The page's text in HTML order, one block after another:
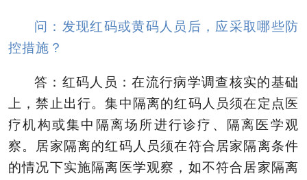
问：发现红码或黄码人员后，应采取哪些防
控措施？
答：红码人员：在流行病学调查核实的基础
上，禁止出行。集中隔离的红码人员须在定点医
疗机构或集中隔离场所进行诊疗、隔离医学观
察。居家隔离的红码人员须在符合居家隔离条件
的情况下实施隔离医学观察，如不符合居家隔离